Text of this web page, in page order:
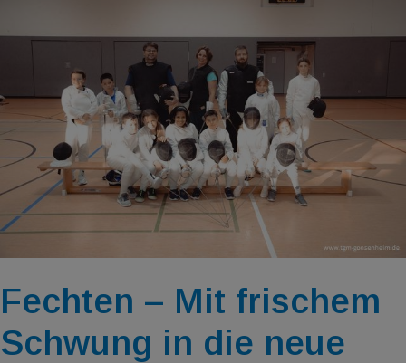
Fechten – Mit frischem
Schwung in die neue